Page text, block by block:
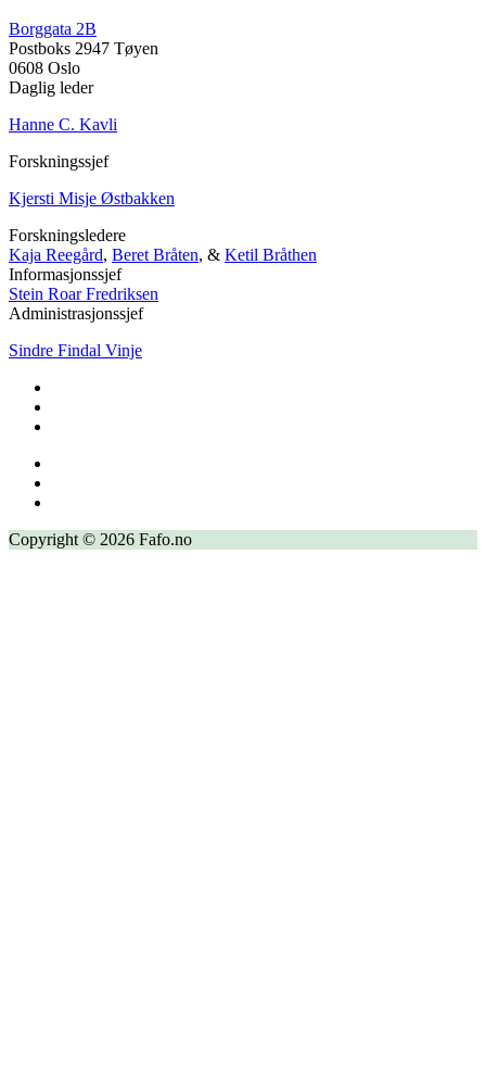
Borggata 2B
Postboks 2947 Tøyen
0608 Oslo
Daglig leder
Hanne C. Kavli
Forskningssjef
Kjersti Misje Østbakken
Forskningsledere
Kaja Reegård, Beret Bråten, & Ketil Bråthen
Informasjonssjef
Stein Roar Fredriksen
Administrasjonssjef
Sindre Findal Vinje
Copyright © 2026 Fafo.no